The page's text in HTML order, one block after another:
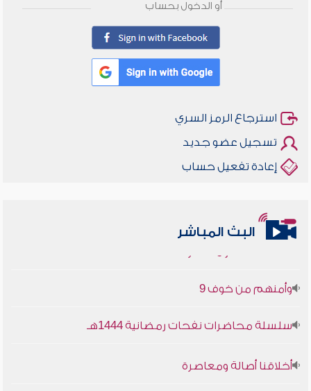
أو الدخول بحساب
استرجاع الرمز السري
تسجيل عضو جديد
إعادة تفعيل حساب
البث المباشر
أخلاقنا أصالة ومعاصرة